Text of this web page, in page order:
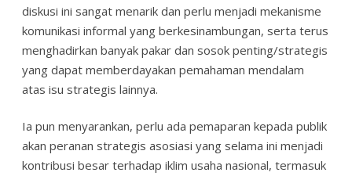
diskusi ini sangat menarik dan perlu menjadi mekanisme
komunikasi informal yang berkesinambungan, serta terus
menghadirkan banyak pakar dan sosok penting/strategis
yang dapat memberdayakan pemahaman mendalam
atas isu strategis lainnya.
Ia pun menyarankan, perlu ada pemaparan kepada publik
akan peranan strategis asosiasi yang selama ini menjadi
kontribusi besar terhadap iklim usaha nasional, termasuk